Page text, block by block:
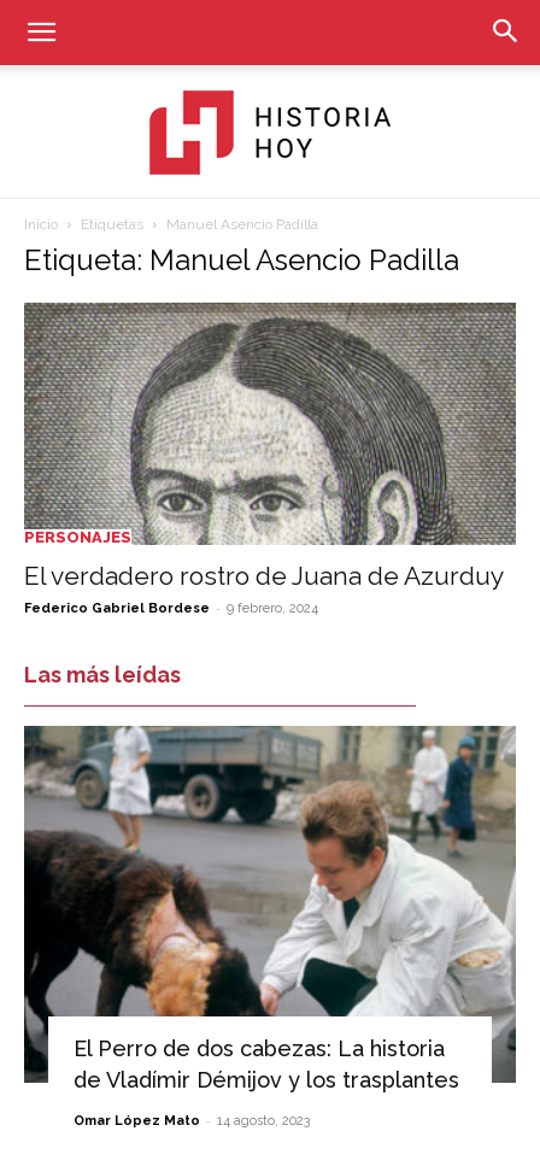
Historia
Hoy
Inicio Etiquetas Manuel Asencio Padilla
Etiqueta: Manuel Asencio Padilla
PERSONAJES
El verdadero rostro de Juana de Azurduy
Federico Gabriel Bordese - 9 febrero, 2024
Las más leídas
El Perro de dos cabezas: La historia
de Vladímir Démijov y los trasplantes
Omar López Mato - 14 agosto, 2023